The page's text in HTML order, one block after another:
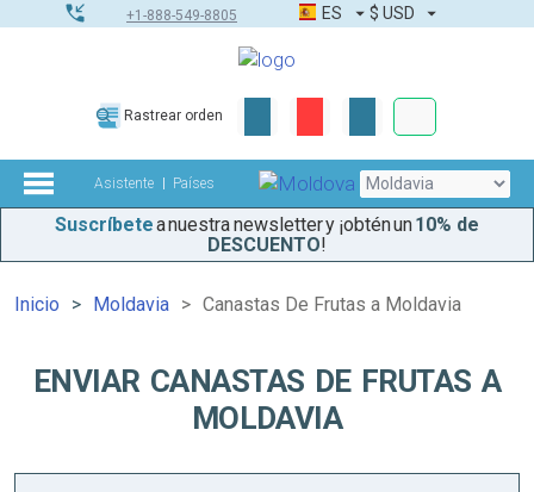
+1-888-549-8805 ES $ USD
Rastrear orden
Asistente Países
Suscríbetea nuestra newsletter y ¡obtén un10% de
DESCUENTO!
Inicio Moldavia Canastas De Frutas a Moldavia
ENVIAR CANASTAS DE FRUTAS A
MOLDAVIA